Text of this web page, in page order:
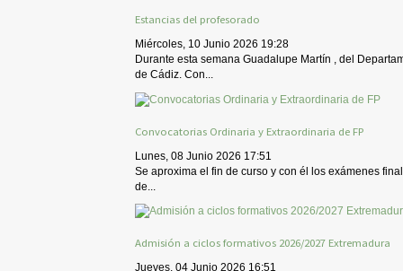
Estancias del profesorado
Miércoles, 10 Junio 2026 19:28
Durante esta semana Guadalupe Martín , del
de Cádiz. Con...
Convocatorias Ordinaria y Extraordinaria de FP
Lunes, 08 Junio 2026 17:51
Se aproxima el fin de curso y con él los exámenes
de...
Admisión a ciclos formativos 2026/2027 Extremadura
Jueves, 04 Junio 2026 16:51